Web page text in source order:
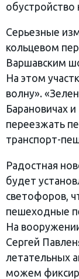
обустройство
Серьезные
кольцевом
Варшавским
На этом
волну».
Барановичах
переезжать
транспорт-
Радостная
будет
светофоров,
пешеходные
На
Сергей
летательных
можем